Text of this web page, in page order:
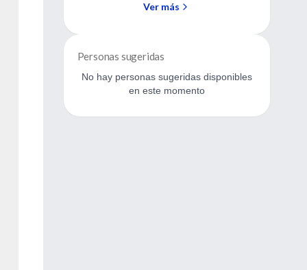
Ver más
Personas sugeridas
No hay personas sugeridas disponibles
en este momento